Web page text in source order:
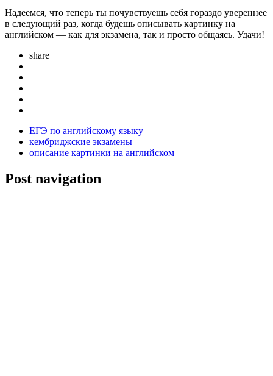
Надеемся, что теперь ты почувствуешь себя гораздо увереннее
в следующий раз, когда будешь описывать картинку на
английском — как для экзамена, так и просто общаясь. Удачи!
share
ЕГЭ по английскому языку
кембриджские экзамены
описание картинки на английском
Post navigation